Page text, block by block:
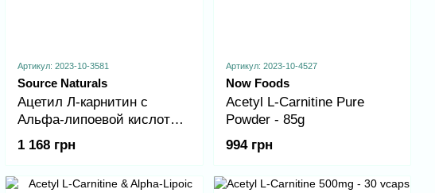
Артикул: 2023-10-3581
Source Naturals
Ацетил Л-карнитин с
Альфа-липоевой кислотой,
Acetyl L-Carnitine & Alpha-
Lipoic Acid 650mg - 60 tabs
1 168 грн
Артикул: 2023-10-4527
Now Foods
Acetyl L-Carnitine Pure
Powder - 85g
994 грн